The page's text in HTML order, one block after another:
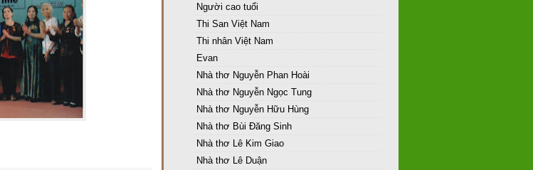
Người cao tuổi
Thi San Việt Nam
Thi nhân Việt Nam
Evan
Nhà thơ Nguyễn Phan Hoài
Nhà thơ Nguyễn Ngọc Tung
Nhà thơ Nguyễn Hữu Hùng
Nhà thơ Bùi Đăng Sinh
Nhà thơ Lê Kim Giao
Nhà thơ Lê Duận